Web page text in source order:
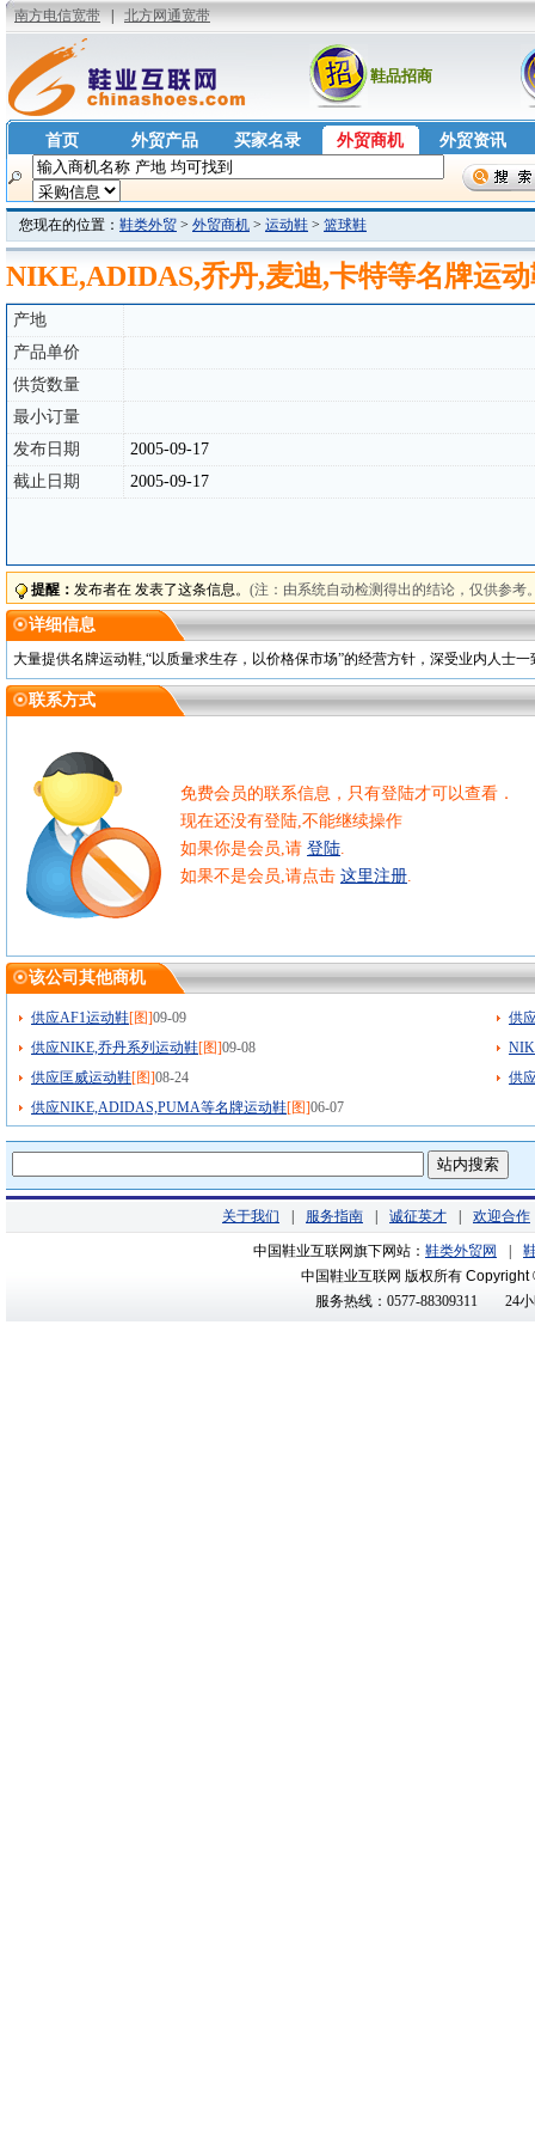
鞋品招商
首页 外贸产品 买家名录 外贸商机 外贸资讯
您现在的位置： 鞋类外贸 > 外贸商机 > 运动鞋 > 篮球鞋
NIKE,ADIDAS,乔丹,麦迪,卡特等名牌运
产地
产品单价
供货数量
最小订量
发布日期
2005-09-17
截止日期
2005-09-17
提醒： 发布者在 发表了这条信息。 (注：由系统自动检测得出的结论，仅供参考
详细信息
大量提供名牌运动鞋,“以质量求生存，以价格保市场”的经营方针，深受业内人士
联系方式
免费会员的联系信息，只有登陆才可以查看．
现在还没有登陆,不能继续操作
如果你是会员,请 登陆.
如果不是会员,请点击 这里注册.
该公司其他商机
供应AF1运动鞋[图]09-09
供
供应NIKE,乔丹系列运动鞋[图]09-08
供应匡威运动鞋[图]08-24
供
供应NIKE,ADIDAS,PUMA等名牌运动鞋[图]06-07
关于我们 服务指南 诚征英才 欢迎合作
中国鞋业互联网旗下网站： 鞋类外贸网
中国鞋业互联网 版权所有 Copyright
服务热线：0577-88309311
24